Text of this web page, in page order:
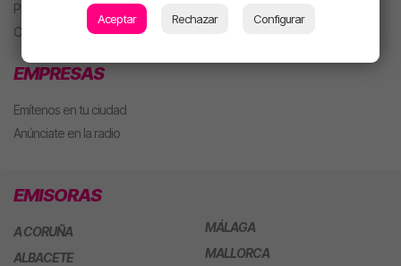
Playlist
Concursos
EMPRESAS
Emítenos en tu ciudad
Anúnciate en la radio
EMISORAS
A CORUÑA
ALBACETE
MÁLAGA
MALLORCA
Aceptar Rechazar Configurar